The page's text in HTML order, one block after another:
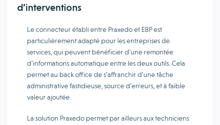
d’interventions
Le connecteur établi entre Praxedo et EBP est
particulièrement adapté pour les entreprises de
services, qui peuvent bénéficier d’une remontée
d’informations automatique entre les deux outils. Cela
permet au back office de s’affranchir d’une tâche
administrative fastidieuse, source d’erreurs, et à faible
valeur ajoutée.
La solution Praxedo permet par ailleurs aux techniciens